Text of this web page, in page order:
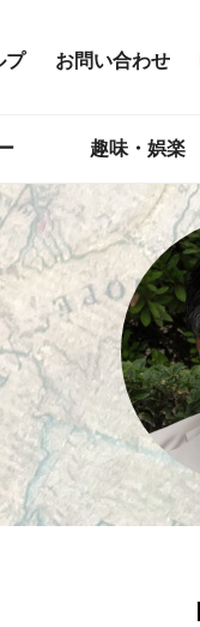
お問い合わせ
プ
趣味・娯楽